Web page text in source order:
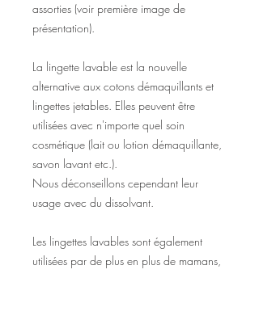
assorties (voir première image de
présentation).
La lingette lavable est la nouvelle
alternative aux cotons démaquillants et
lingettes jetables. Elles peuvent être
utilisées avec n'importe quel soin
cosmétique (lait ou lotion démaquillante,
savon lavant etc.).
Nous déconseillons cependant leur
usage avec du dissolvant.
Les lingettes lavables sont également
utilisées par de plus en plus de mamans,